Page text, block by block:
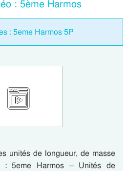
: 5ème Harmos
: 5eme Harmos 5P
unités de longueur, de masse
: 5eme Harmos – Unités de